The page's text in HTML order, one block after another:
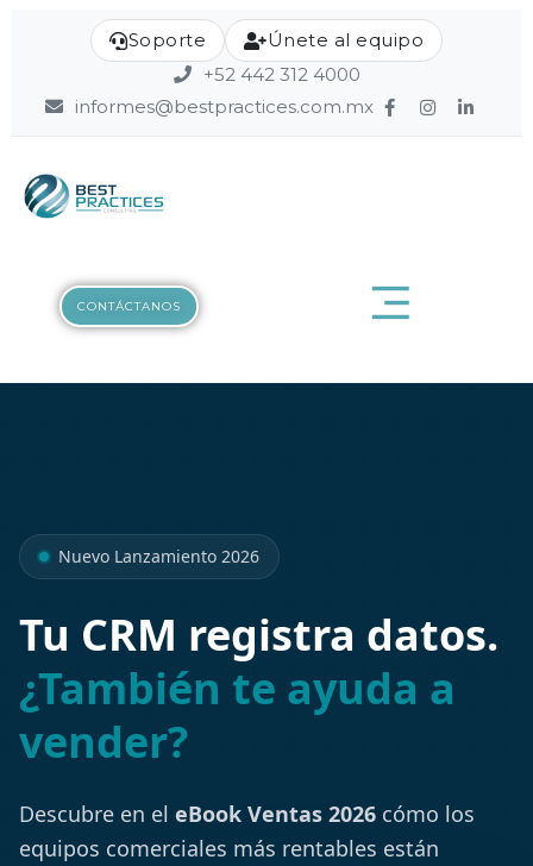
Soporte
Únete al equipo
+52 442 312 4000
informes@bestpractices.com.mx
CONTÁCTANOS
Nuevo Lanzamiento 2026
Tu CRM registra datos.
¿También te ayuda a
vender?
Descubre en el eBook Ventas 2026 cómo los
equipos comerciales más rentables están